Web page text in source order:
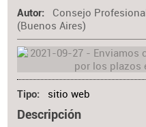
Autor
Consejo
(Buenos Aires)
Tipo sitio web
Descripción